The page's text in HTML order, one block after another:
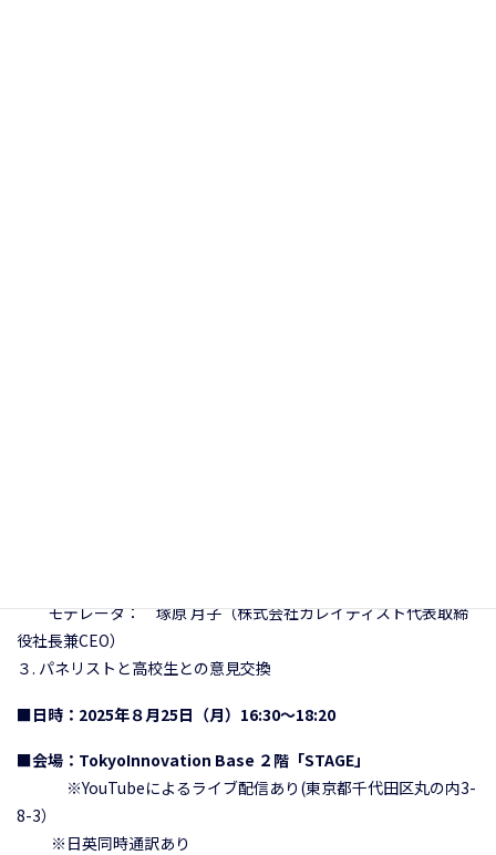
モデレータ： 塚原 月子（株式会社カレイディスト代表取締
役社長兼CEO）
３. パネリストと高校生との意見交換
■日時：2025年８月25日（月）16:30～18:20
■会場：TokyoInnovation Base ２階「STAGE」
※YouTubeによるライブ配信あり(東京都千代田区丸の内3-
8-3）
※日英同時通訳あり